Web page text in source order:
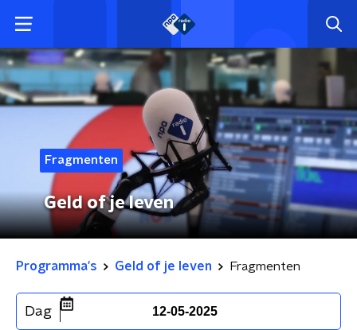
Fragmenten
Geld of je leven
Programma's Geld of je leven Fragmenten
Dag 12-05-2025